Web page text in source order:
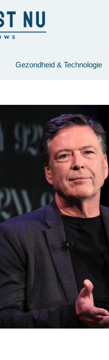
Gezondheid & Technologie